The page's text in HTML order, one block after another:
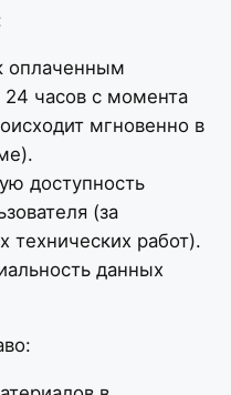
оплаченным
часов с момента
мгновенно в
доступность
(за
технических работ).
данных